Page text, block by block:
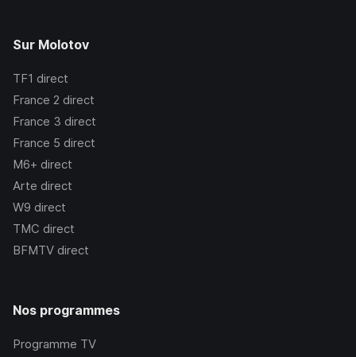
Sur Molotov
TF1 direct
France 2 direct
France 3 direct
France 5 direct
M6+ direct
Arte direct
W9 direct
TMC direct
BFMTV direct
Nos programmes
Programme TV